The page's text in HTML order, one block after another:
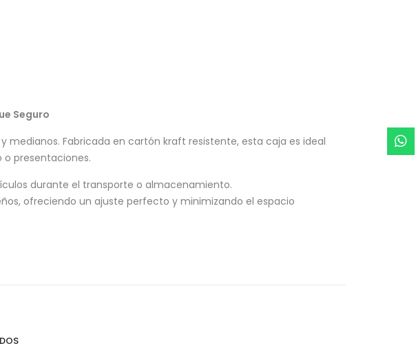
Seguro
medianos. Fabricada en cartón kraft resistente, esta caja es ideal
presentaciones.
durante el transporte o almacenamiento.
ofreciendo un ajuste perfecto y minimizando el espacio